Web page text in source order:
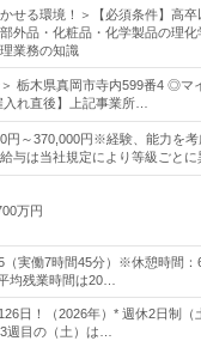
せる環境！＞【必須条件】高
外品・化粧品・化学製品の理
業務の知識
＞ 栃木県真岡市寺内599番4 ◎
れ直後】上記事業所…
円～370,000円※経験、能力を考
与は当社規定により等級ごとに
万円
（実働7時間45分）※休憩時間
均残業時間は20…
日！（2026年）* 週休2日制
週目の（土）は…